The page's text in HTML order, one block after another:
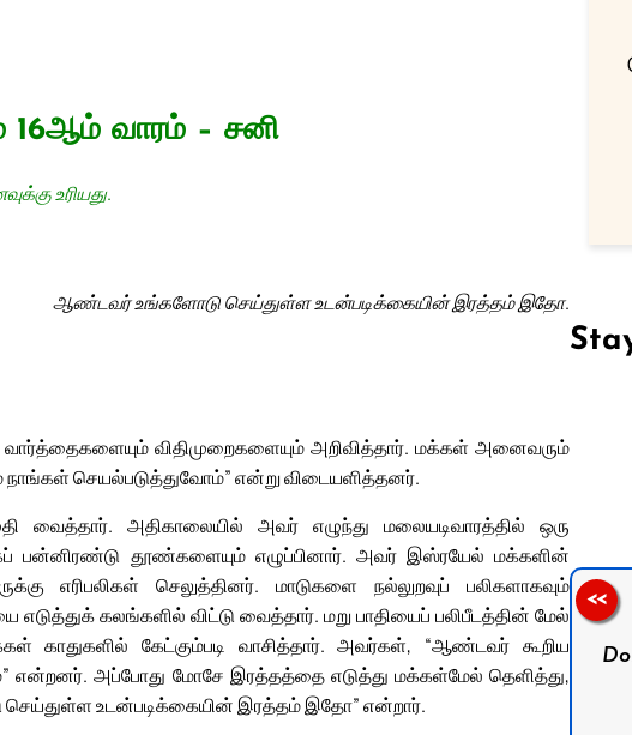
16ஆம் வாரம் – சனி
உரியது.
ஆண்டவர் உங்களோடு செய்துள்ள உடன்படிக்கையின் இரத்தம் இதோ.
விதிமுறைகளையும் அறிவித்தார். மக்கள் அனைவரும்
செயல்படுத்துவோம்” என்று விடையளித்தனர்.
அதிகாலையில் அவர் எழுந்து மலையடிவாரத்தில் ஒரு
பன்னிரண்டு தூண்களையும் எழுப்பினார். அவர் இஸ்ரயேல் மக்களின்
செலுத்தினர். மாடுகளை நல்லுறவுப் பலிகளாகவும்
கலங்களில் விட்டு வைத்தார். மறு பாதியைப் பலிபீடத்தின் மேல்
காதுகளில் கேட்கும்படி வாசித்தார். அவர்கள், “ஆண்டவர் கூறிய
என்றனர். அப்போது மோசே இரத்தத்தை எடுத்து மக்கள்மேல் தெளித்து,
உடன்படிக்கையின் இரத்தம் இதோ” என்றார்.
Follow us on Facebook
<<